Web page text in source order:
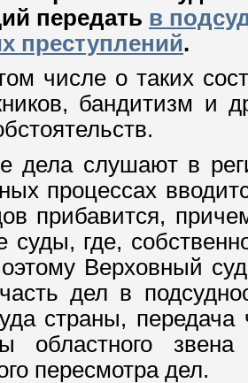
передать в
преступлений.
числе о таких
бандитизм и
дела слушают в
процессах
прибавится,
суды, где,
Верховный
дел в
страны,
областного
пересмотра дел.